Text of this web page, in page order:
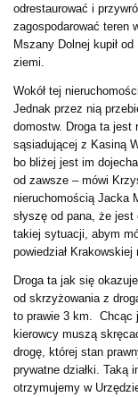
odrestaurować i
zagospodarować teren
Mszany Dolnej kupił
ziemi.
Wokół tej
Jednak przez nią
domostw. Droga ta jest
sąsiadującej z Kasiną
bo bliżej jest im
od zawsze – mówi
nieruchomością Jacka
słyszę od pana, że
takiej sytuacji, abym
powiedział
Droga ta jak się
od skrzyżowania z
to prawie 3 km. Chcąc
kierowcy muszą
drogę, której stan
prywatne działki. Taką
otrzymujemy w